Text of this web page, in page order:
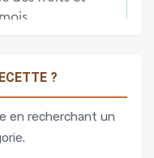
?
en recherchant un